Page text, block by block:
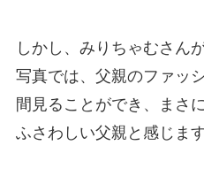
しかし、みりちゃむさん
写真では、父親のファッ
間見ることができ、まさ
ふさわしい父親と感じます